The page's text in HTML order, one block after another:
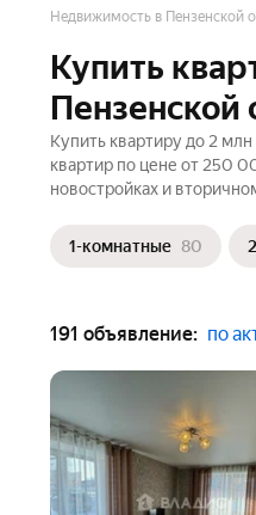
Недвижимость в Пензенской
Купить
Пензенской
Купить квартиру до 2
квартир по цене от 250
новостройках и
1-комнатные 80
191 объявление: по